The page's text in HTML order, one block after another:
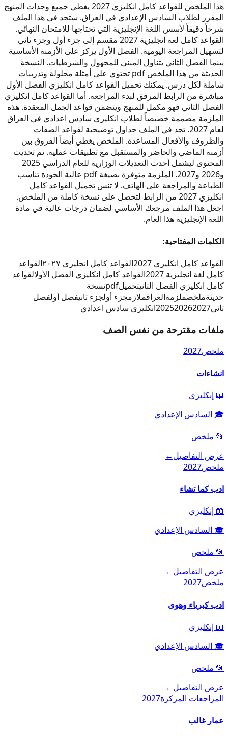
هذا الملخص للقواعد كامل انكليزي 2027 يغطي جميع وحدات المنهج
المقرر لطلاب السادس الإعدادي في العراق. ستجد في هذا الملف
شرحاً دقيقاً لأسس اللغة الإنجليزية التي تحتاجها للامتحان النهائي.
القواعد كامل لغة انجليزية 2027 مقسم إلى جزء أول وجزء ثاني
لتسهيل المراجعة اليومية. الفصل الأول يركز على الأزمنة الأساسية
بينما الفصل الثاني يتناول المبني للمجهول والشرطيات. النسخة
الحديثة من هذا الملخص pdf تحتوي على أمثلة محلولة وتدريبات
شاملة لكل درس. يمكنك تحميل القواعد كامل انكليزي الفصل الأول
مباشرة من الرابط المرفق لبدء المراجعة. أما القواعد كامل انكليزي
الفصل الثاني فهو مكمل للمنهج ويتضمن قواعد الجمل المعقدة. هذه
الملزمة مصممة خصيصاً لطلاب انكليزي سادس اعدادي في العراق
لعام 2027. تجد في الملف جداول توضيحية لقواعد الصفات
والظروف والأفعال المساعدة. الملخص يغطي أيضاً الفروق بين
أزمنة الماضي والحاضر والمستقبل مع تطبيقات عملية. تم تحديث
المحتوى ليشمل أحدث التعديلات الوزارية للعام الدراسي 2025
و2026 و2027. الملزمة متوفرة بصيغة pdf عالية الجودة تناسب
الطباعة والمراجعة على الهاتف. لا تنس تحميل القواعد كامل
انكليزي 2027 من الرابط لتحصل على نسخة كاملة من الملخص.
اجعل هذا الملف مرجعك الأساسي لضمان درجات عالية في مادة
اللغة الإنجليزية هذا العام.
الكلمات المفتاحية:
القواعد كامل انكليزي 2027
القواعد كامل انجليزي ٢٠٢٧
القواعد
كامل لغة انجليزية 2027
القواعد كامل انكليزي الفصل الأولالقواعد
كامل انكليزي الفصل الثانيتحميلpdfنسخة
حديثةملخصملزمةالعراقملازمجزء أولجزء ثانيفصل أولفصل
ثاني
202520262027 انكليزي سادس اعدادي
ملفات مقترحة من نفس الصف
ملخص2027
انشاءات
📖 إنكليزي
🎓 السادس الإعدادي
📂 ملخص
عرض التفاصيل←
ملخص2027
ادب كما تشاء
📖 إنكليزي
🎓 السادس الإعدادي
📂 ملخص
عرض التفاصيل←
ملخص2027
ادب كبرياء وهوى
📖 إنكليزي
🎓 السادس الإعدادي
📂 ملخص
عرض التفاصيل←
المراجعات المركزة2027
عمار غالب